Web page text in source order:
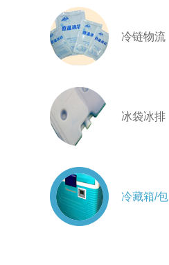
冷链物流
冰袋冰排
冷藏箱/包